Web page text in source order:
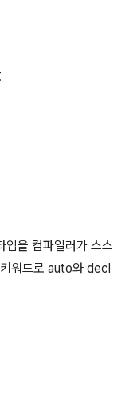
을 컴파일러가 스스
워드로 auto와 decl